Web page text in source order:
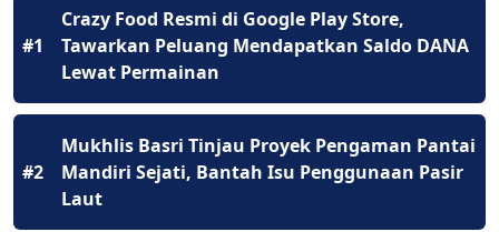
#1
Crazy Food Resmi di Google Play Store,
Tawarkan Peluang Mendapatkan Saldo DANA
Lewat Permainan
#2
Mukhlis Basri Tinjau Proyek Pengaman Pantai
Mandiri Sejati, Bantah Isu Penggunaan Pasir
Laut